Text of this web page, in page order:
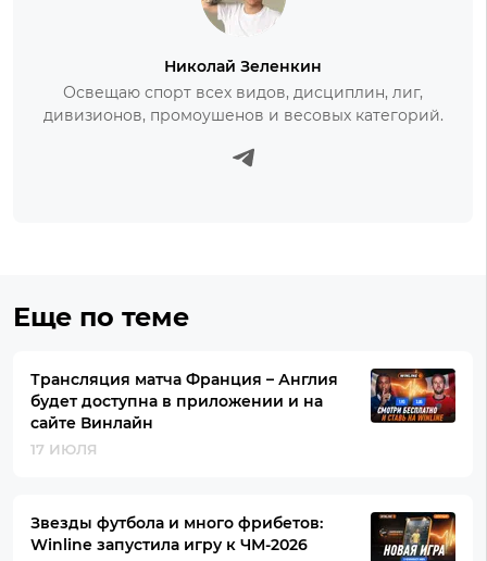
Николай Зеленкин
Освещаю спорт всех видов, дисциплин, лиг,
дивизионов, промоушенов и весовых категорий.
Еще по теме
Трансляция матча Франция – Англия
будет доступна в приложении и на
сайте Винлайн
17 ИЮЛЯ
Звезды футбола и много фрибетов:
Winline запустила игру к ЧМ-2026